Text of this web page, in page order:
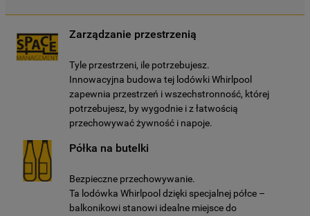
Zarządzanie przestrzenią
Tyle przestrzeni, ile potrzebujesz.
Innowacyjna budowa tej lodówki Whirlpool
zapewnia przestrzeń i wszechstronność, której
potrzebujesz, by wygodnie i z łatwością
przechowywać żywność i napoje.
Półka na butelki
Bezpieczne przechowywanie.
Ta lodówka Whirlpool dzięki specjalnej półce –
balkonikowi stanowi idealne miejsce do